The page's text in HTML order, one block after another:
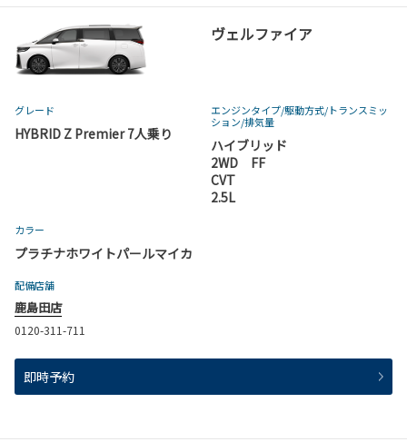
ヴェルファイア
グレード
HYBRID Z Premier 7人乗り
エンジンタイプ/駆動方式/トランスミッ
ション/排気量
ハイブリッド
2WD FF
CVT
2.5L
カラー
プラチナホワイトパールマイカ
配備店舗
鹿島田店
0120-311-711
即時予約